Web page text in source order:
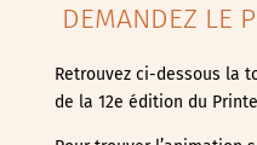
DEMANDEZ LE
Retrouvez ci-dessous la
de la 12e édition du